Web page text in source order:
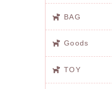
BAG
Goods
TOY